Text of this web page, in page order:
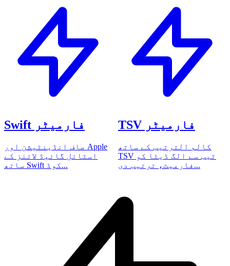
Swift فارمیٹر
صاف انڈینٹیشن اور Apple
اسٹائل گائیڈ لائنز کے
ساتھ Swift کوڈ...
TSV فارمیٹر
کالم الترتیب کے ساتھ
TSV ٹیب سے الگ ڈیٹا کو
فارمیٹ، ترتیب دی...